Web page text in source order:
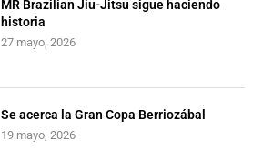
MR Brazilian Jiu-Jitsu sigue haciendo
historia
27 mayo, 2026
Se acerca la Gran Copa Berriozábal
19 mayo, 2026